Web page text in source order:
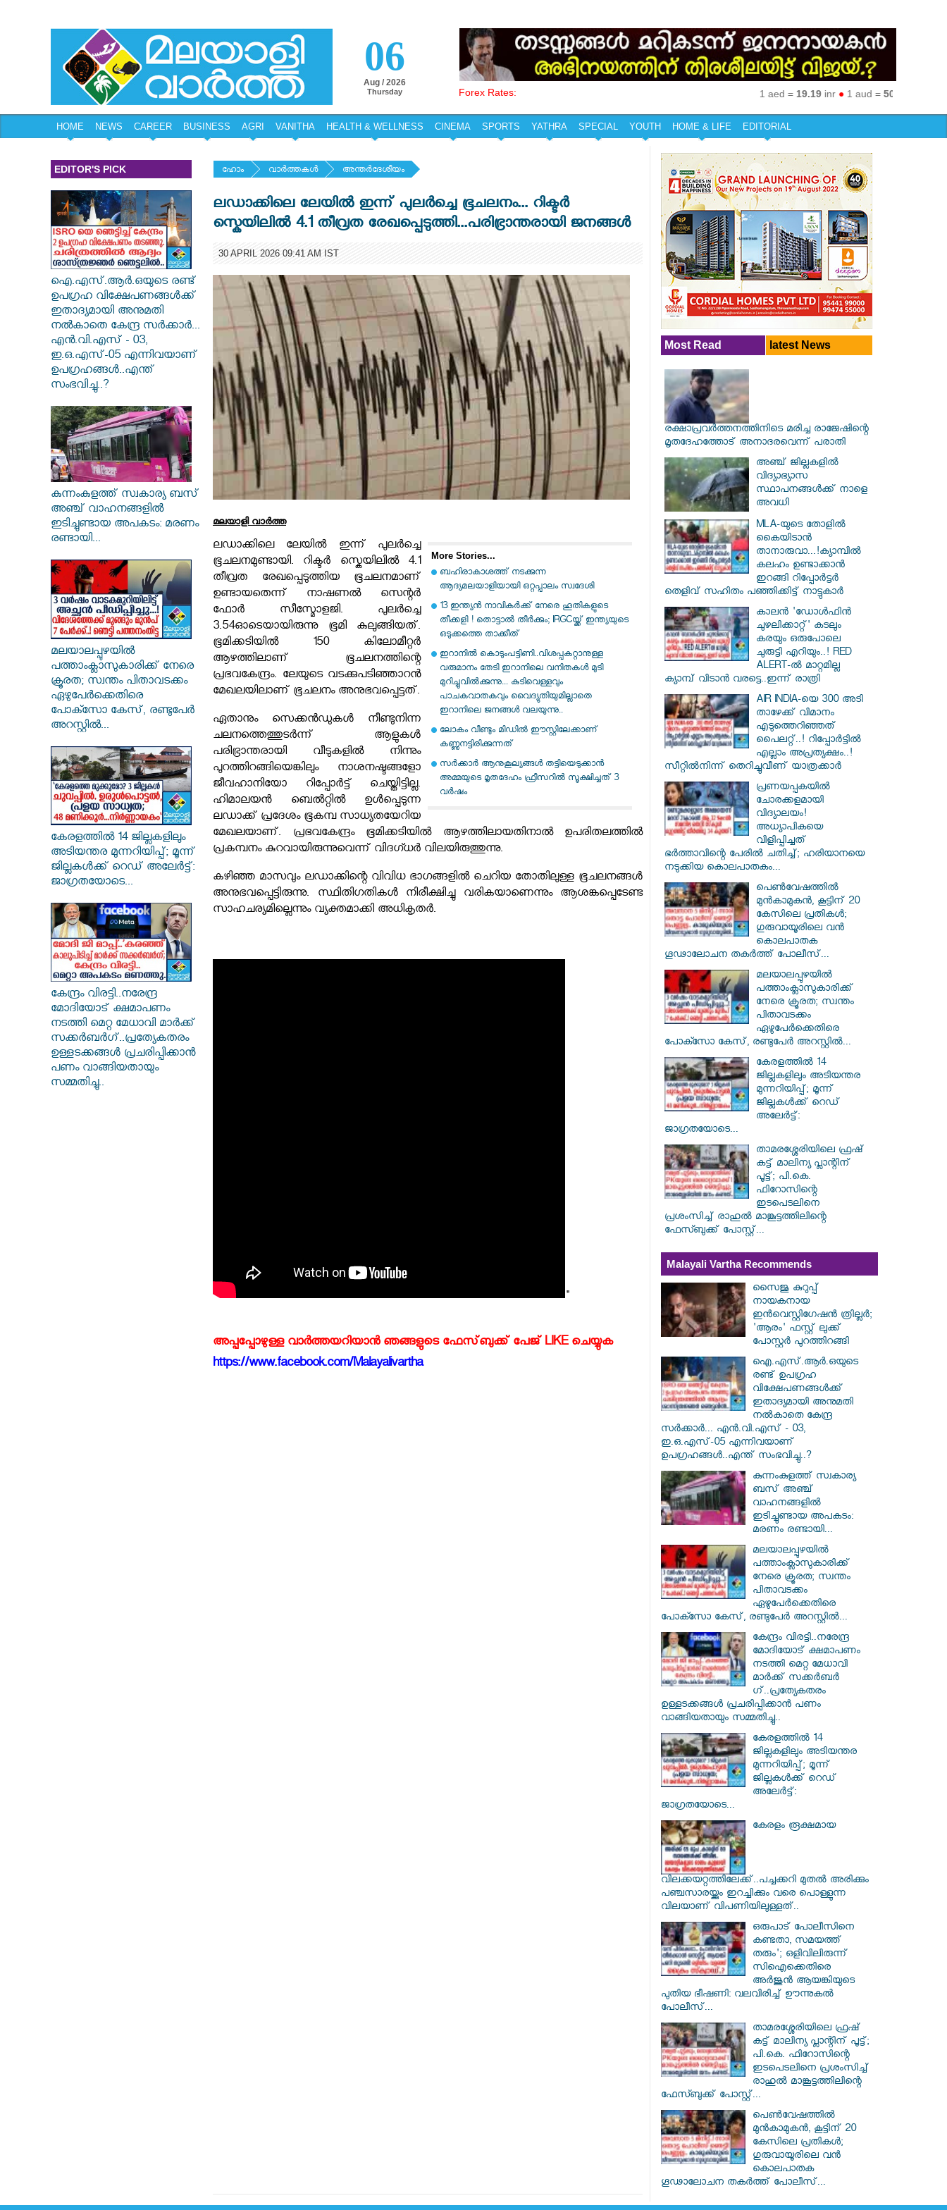
06
Aug / 2026
Thursday Forex Rates: 1 aed =19.19inr● 1 aud =50.27inr
HOME NEWS CAREER BUSINESS AGRI VANITHA HEALTH & WELLNESS CINEMA SPORTS YATHRA SPECIAL YOUTH HOME & LIFE EDITORIAL
EDITOR'S PICK
ഐ.എസ്.ആർ.ഒയുടെ രണ്ട്
ഉപഗ്രഹ വിക്ഷേപണങ്ങൾക്ക്
ഇതാദ്യമായി അനുമതി
നൽകാതെ കേന്ദ്ര സർക്കാർ...
എൻ.വി.എസ് - 03,
ഇ.ഒ.എസ്-05 എന്നിവയാണ്
ഉപഗ്രഹങ്ങൾ..എന്ത്
സംഭവിച്ചു..?
കുന്നംകുളത്ത് സ്വകാര്യ ബസ്
അഞ്ച് വാഹനങ്ങളിൽ
ഇടിച്ചുണ്ടായ അപകടം: മരണം
രണ്ടായി...
മലയാലപ്പുഴയിൽ
പത്താംക്ലാസുകാരിക്ക് നേരെ
ക്രൂരത; സ്വന്തം പിതാവടക്കം
ഏഴുപേർക്കെതിരെ
പോക്സോ കേസ്, രണ്ടുപേർ
അറസ്റ്റിൽ...
കേരളത്തിൽ 14 ജില്ലകളിലും
അടിയന്തര മുന്നറിയിപ്പ്; മൂന്ന്
ജില്ലകൾക്ക് റെഡ് അലേർട്ട്:
ജാഗ്രതയോടെ...
കേന്ദ്രം വിരട്ടി..നരേന്ദ്ര
മോദിയോട് ക്ഷമാപണം
നടത്തി മെറ്റ മേധാവി മാർക്ക്
സക്കർബർ​ഗ്..പ്രത്യേകതരം
ഉള്ളടക്കങ്ങൾ പ്രചരിപ്പിക്കാൻ
പണം വാങ്ങിയതായും
സമ്മതിച്ചു..
ഹോം വാര്‍ത്തകള്‍ അന്തര്‍ദേശീയം
ലഡാക്കിലെ ലേയിൽ ഇന്ന് പുലർച്ചെ ഭൂചലനം... റിക്ടർ
സ്കെയിലിൽ 4.1 തീവ്രത രേഖപ്പെടുത്തി...പരിഭ്രാന്തരായി ജനങ്ങൾ
30 APRIL 2026 09:41 AM IST
മലയാളി വാര്‍ത്ത
More Stories...
ബഹിരാകാശത്ത് നടക്കുന്ന
ആദ്യമലയാളിയായി ഒറ്റപ്പാലം സ്വദേശി
13 ഇന്ത്യന്‍ നാവികര്‍ക്ക് നേരെ ഹൂതികളുടെ
തീക്കളി ! തൊട്ടാല്‍ തീര്‍ക്കും; IRGCയ്ക്ക് ഇന്ത്യയുടെ
ഒടുക്കത്തെ താക്കീത്
ഇറാനില്‍ കൊടുംപട്ടിണി..വിശപ്പകറ്റാനുള്ള
വരുമാനം തേടി ഇറാനിലെ വനിതകള്‍ മുടി
മുറിച്ചുവില്‍ക്കുന്നു... കുടിവെള്ളവും
പാചകവാതകവും വൈദ്യുതിയുമില്ലാതെ
ഇറാനിലെ ജനങ്ങള്‍ വലയുന്നു..
ലോകം വീണ്ടും മിഡിൽ ഈസ്റ്റിലേക്കാണ്
കണ്ണുനട്ടിരിക്കുന്നത്
സര്‍ക്കാര്‍ ആനുകൂല്യങ്ങള്‍ തട്ടിയെടുക്കാന്‍
അമ്മയുടെ മൃതദേഹം ഫ്രീസറില്‍ സൂക്ഷിച്ചത് 3
വര്‍ഷം
ലഡാക്കിലെ ലേയിൽ ഇന്ന് പുലർച്ചെ
ഭൂചലനമുണ്ടായി. റിക്ടർ സ്കെയിലിൽ 4.1
തീവ്രത രേഖപ്പെടുത്തിയ ഭൂചലനമാണ്
ഉണ്ടായതെന്ന് നാഷണൽ സെന്റർ
ഫോർ സീസ്മോളജി. പുലർച്ചെ
3.54ഓടെയായിരുന്നു ഭൂമി കുലുങ്ങിയത്.
ഭൂമിക്കടിയിൽ 150 കിലോമീറ്റർ
ആഴത്തിലാണ് ഭൂചലനത്തിന്റെ
പ്രഭവകേന്ദ്രം. ലേയുടെ വടക്കുപടിഞ്ഞാറൻ
മേഖലയിലാണ് ഭൂചലനം അനുഭവപ്പെട്ടത്.
ഏതാനും സെക്കൻഡുകൾ നീണ്ടുനിന്ന
ചലനത്തെത്തുടർന്ന് ആളുകൾ
പരിഭ്രാന്തരായി വീടുകളിൽ നിന്നും
പുറത്തിറങ്ങിയെങ്കിലും നാശനഷ്ടങ്ങളോ
ജീവഹാനിയോ റിപ്പോർട്ട് ചെയ്തിട്ടില്ല.
ഹിമാലയൻ ബെൽറ്റിൽ ഉൾപ്പെടുന്ന
ലഡാക്ക് പ്രദേശം ഭൂകമ്പ സാധ്യതയേറിയ
മേഖലയാണ്. പ്രഭവകേന്ദ്രം ഭൂമിക്കടിയിൽ ആഴത്തിലായതിനാൽ ഉപരിതലത്തിൽ
പ്രകമ്പനം കുറവായിരുന്നുവെന്ന് വിദഗ്ധർ വിലയിരുത്തുന്നു.
കഴിഞ്ഞ മാസവും ലഡാക്കിന്റെ വിവിധ ഭാഗങ്ങളിൽ ചെറിയ തോതിലുള്ള ഭൂചലനങ്ങൾ
അനുഭവപ്പെട്ടിരുന്നു. സ്ഥിതിഗതികൾ നിരീക്ഷിച്ചു വരികയാണെന്നും ആശങ്കപ്പെടേണ്ട
സാഹചര്യമില്ലെന്നും വ്യക്തമാക്കി അധികൃതർ.
"
അപ്പപ്പോഴുള്ള വാര്‍ത്തയറിയാന്‍ ഞങ്ങളുടെ ഫേസ്‌ബുക്ക്‌ പേജ് LIKE ചെയ്യുക
https://www.facebook.com/Malayalivartha
Most Read latest News
രക്ഷാപ്രവര്‍ത്തനത്തിനിടെ മരിച്ച രാജേഷിന്റെ
മൃതദേഹത്തോട് അനാദരവെന്ന് പരാതി
അഞ്ച് ജില്ലകളില്‍
വിദ്യാഭ്യാസ
സ്ഥാപനങ്ങള്‍ക്ക് നാളെ
അവധി
MLA-യുടെ തോളിൽ
കൈയിടാൻ
താനാരുവാ...!ക്യാമ്പിൽ
കലഹം ഉണ്ടാക്കാൻ
ഇറങ്ങി റിപ്പോർട്ടർ
തെളിവ് സഹിതം പഞ്ഞിക്കിട്ട് നാട്ടുകാർ
കാലൻ 'ഡോൾഫിൻ
ചുഴലിക്കാറ്റ്' കടലും
കരയും ഒരുപോലെ
ചുരുട്ടി എറിയും..! RED
ALERT-ൽ മാറ്റമില്ല
ക്യാമ്പ് വിടാൻ വരട്ടെ..ഇന്ന് രാത്രി
AIR INDIA-യെ 300 അടി
താഴേക്ക് വിമാനം
എടുത്തെറിഞ്ഞത്
പൈലറ്റ്..! റിപ്പോർട്ടിൽ
എല്ലാം അപ്രത്യക്ഷം..!
സീറ്റിൽനിന്ന് തെറിച്ചുവീണ് യാത്രക്കാർ
പ്രണയപ്പകയിൽ
ചോരക്കളമായി
വിദ്യാലയം!
അധ്യാപികയെ
വിളിപ്പിച്ചത്
ഭർത്താവിന്റെ പേരിൽ ചതിച്ച്; ഹരിയാനയെ
നടുക്കിയ കൊലപാതകം...
പെൺവേഷത്തിൽ
മുൻകാമുകൻ, കൂട്ടിന് 20
കേസിലെ പ്രതികൾ;
ഗുരുവായൂരിലെ വൻ
കൊലപാതക
ഗൂഢാലോചന തകർത്ത് പോലീസ്...
മലയാലപ്പുഴയിൽ
പത്താംക്ലാസുകാരിക്ക്
നേരെ ക്രൂരത; സ്വന്തം
പിതാവടക്കം
ഏഴുപേർക്കെതിരെ
പോക്സോ കേസ്, രണ്ടുപേർ അറസ്റ്റിൽ...
കേരളത്തിൽ 14
ജില്ലകളിലും അടിയന്തര
മുന്നറിയിപ്പ്; മൂന്ന്
ജില്ലകൾക്ക് റെഡ്
അലേർട്ട്:
ജാഗ്രതയോടെ...
താമരശ്ശേരിയിലെ ഫ്രഷ്
കട്ട് മാലിന്യ പ്ലാന്റിന്
പൂട്ട്; പി.കെ.
ഫിറോസിന്റെ
ഇടപെടലിനെ
പ്രശംസിച്ച് രാഹുൽ മാങ്കൂട്ടത്തിലിന്റെ
ഫേസ്ബുക്ക് പോസ്റ്റ്...
Malayali Vartha Recommends
സൈജു കുറുപ്പ്
നായകനായ
ഇൻവെസ്റ്റിഗേഷൻ ത്രില്ലർ;
'ആരം' ഫസ്റ്റ് ലുക്ക്
പോസ്റ്റർ പുറത്തിറങ്ങി
ഐ.എസ്.ആർ.ഒയുടെ
രണ്ട് ഉപഗ്രഹ
വിക്ഷേപണങ്ങൾക്ക്
ഇതാദ്യമായി അനുമതി
നൽകാതെ കേന്ദ്ര
സർക്കാർ... എൻ.വി.എസ് - 03,
ഇ.ഒ.എസ്-05 എന്നിവയാണ്
ഉപഗ്രഹങ്ങൾ..എന്ത് സംഭവിച്ചു..?
കുന്നംകുളത്ത് സ്വകാര്യ
ബസ് അഞ്ച്
വാഹനങ്ങളിൽ
ഇടിച്ചുണ്ടായ അപകടം:
മരണം രണ്ടായി...
മലയാലപ്പുഴയിൽ
പത്താംക്ലാസുകാരിക്ക്
നേരെ ക്രൂരത; സ്വന്തം
പിതാവടക്കം
ഏഴുപേർക്കെതിരെ
പോക്സോ കേസ്, രണ്ടുപേർ അറസ്റ്റിൽ...
കേന്ദ്രം വിരട്ടി..നരേന്ദ്ര
മോദിയോട് ക്ഷമാപണം
നടത്തി മെറ്റ മേധാവി
മാർക്ക് സക്കർബർ​
ഗ്..പ്രത്യേകതരം
ഉള്ളടക്കങ്ങൾ പ്രചരിപ്പിക്കാൻ പണം
വാങ്ങിയതായും സമ്മതിച്ചു..
കേരളത്തിൽ 14
ജില്ലകളിലും അടിയന്തര
മുന്നറിയിപ്പ്; മൂന്ന്
ജില്ലകൾക്ക് റെഡ്
അലേർട്ട്:
ജാഗ്രതയോടെ...
കേരളം രൂക്ഷമായ
വിലക്കയറ്റത്തിലേക്ക്..പച്ചക്കറി മുതൽ അരിക്കും
പഞ്ചസാരയ്ക്കും ഇറച്ചിക്കും വരെ പൊള്ളുന്ന
വിലയാണ് വിപണിയിലുള്ളത്..
ഒരുപാട് പോലീസിനെ
കണ്ടതാ, സമയത്ത്
തരും'; ഒളിവിലിരുന്ന്
സിഐക്കെതിരെ
അർജുൻ ആയങ്കിയുടെ
പുതിയ ഭീഷണി: വലവിരിച്ച് ഊന്നുകൽ
പോലീസ്...
താമരശ്ശേരിയിലെ ഫ്രഷ്
കട്ട് മാലിന്യ പ്ലാന്റിന് പൂട്ട്;
പി.കെ. ഫിറോസിന്റെ
ഇടപെടലിനെ പ്രശംസിച്ച്
രാഹുൽ മാങ്കൂട്ടത്തിലിന്റെ
ഫേസ്ബുക്ക് പോസ്റ്റ്...
പെൺവേഷത്തിൽ
മുൻകാമുകൻ, കൂട്ടിന് 20
കേസിലെ പ്രതികൾ;
ഗുരുവായൂരിലെ വൻ
കൊലപാതക
ഗൂഢാലോചന തകർത്ത് പോലീസ്...